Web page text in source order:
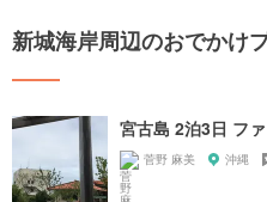
新城海岸周辺のおでかけ
宮古島 2泊3日 フ
菅野 麻美 沖縄